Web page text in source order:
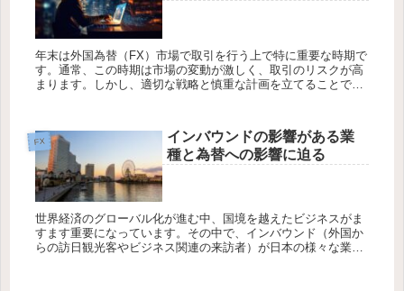
年末は外国為替（FX）市場で取引を行う上で特に重要な時期で
す。通常、この時期は市場の変動が激しく、取引のリスクが高
まります。しかし、適切な戦略と慎重な計画を立てることで、
FX
インバウンドの影響がある業
種と為替への影響に迫る
世界経済のグローバル化が進む中、国境を越えたビジネスがま
すます重要になっています。その中で、インバウンド（外国か
らの訪日観光客やビジネス関連の来訪者）が日本の様々な業種